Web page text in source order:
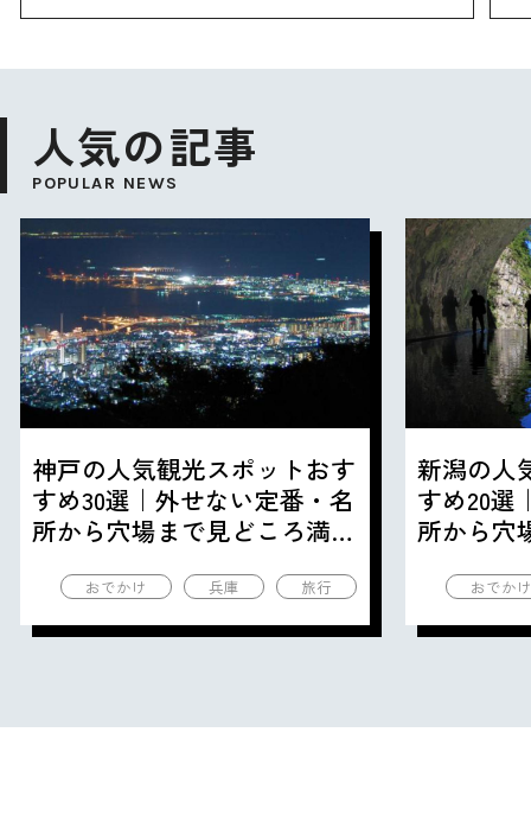
人気の記事
POPULAR NEWS
神戸の人気観光スポットおす
すめ30選｜外せない定番・名
所から穴場まで見どころ満載
おでかけ 兵庫 旅行
新潟の人
すめ20選
所から穴
おでか